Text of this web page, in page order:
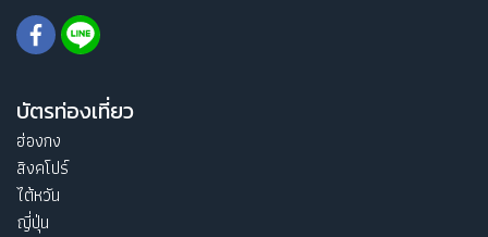
บัตรท่องเที่ยว
ฮ่องกง
สิงคโปร์
ไต้หวัน
ญี่ปุ่น